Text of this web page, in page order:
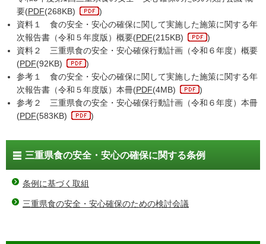
要(PDF(268KB)
)
資料１ 食の安全・安心の確保に関して実施した施策に関する年
次報告書（令和５年度版）概要(PDF(215KB)
)
資料２ 三重県食の安全・安心確保行動計画（令和６年度）概要
(PDF(92KB)
)
参考１ 食の安全・安心の確保に関して実施した施策に関する年
次報告書（令和５年度版）本冊(PDF(4MB)
)
参考２ 三重県食の安全・安心確保行動計画（令和６年度）本冊
(PDF(583KB) )
三重県食の安全・安心の確保に関する条例
条例に基づく取組
三重県食の安全・安心確保のための検討会議